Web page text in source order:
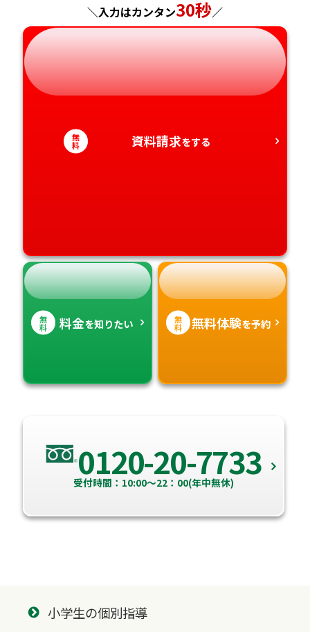
岐阜県
静岡県
奈良県
和歌山県
山口県
徳島県
愛媛県
熊本県
大分県
鹿児島県
＼入力はカンタン30秒／
無
料 資料請求をする
無
料 料金を知りたい 無
料 無料体験を予約
0120-20-7733
受付時間：10:00～22：00(年中無休)
小学生の個別指導